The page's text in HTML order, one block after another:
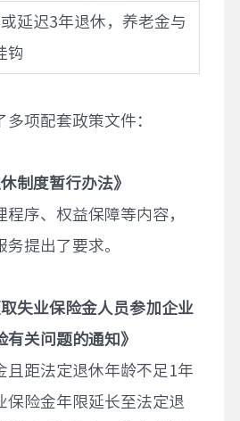
延迟3年退休，养老金与
钩
多项配套政策文件：
制度暂行办法》
程序、权益保障等内容，
提出了要求。
失业保险金人员参加企业
关问题的通知》
且距法定退休年龄不足1年
保险金年限延长至法定退